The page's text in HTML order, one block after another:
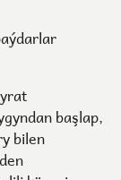
başlap,
bilen